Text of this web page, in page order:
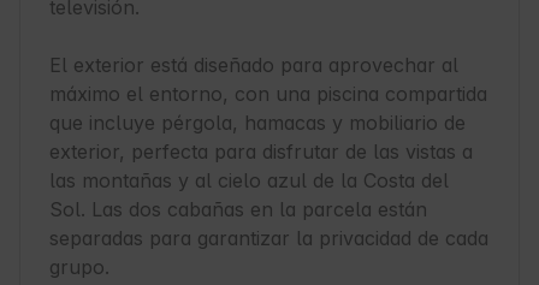
televisión.
El exterior está diseñado para aprovechar al
máximo el entorno, con una piscina compartida
que incluye pérgola, hamacas y mobiliario de
exterior, perfecta para disfrutar de las vistas a
las montañas y al cielo azul de la Costa del
Sol. Las dos cabañas en la parcela están
separadas para garantizar la privacidad de cada
grupo.